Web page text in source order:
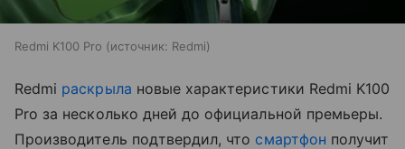
Redmi K100 Pro источник: Redmi
Redmi раскрыла новые характеристики Redmi K100
Pro за несколько дней до официальной премьеры.
Производитель подтвердил, что смартфон получит